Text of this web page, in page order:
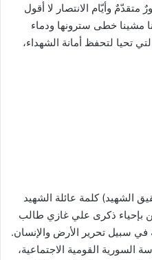
متقدّمٌ وأيّام الانتصار لا أقول
مشينا خطى سترونها ودماء
تحيا لتحفظ أمانة الشهداء،
الشهيد) كلمة عائلة الشهيد
بإحياء ذكرى علي غازي طالب
سبيل تحرير الأرض والإنسان.
القومية الاجتماعية،